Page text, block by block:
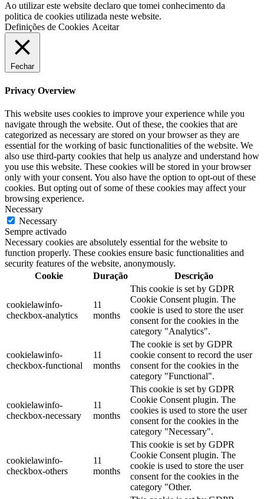
Ao utilizar este website declaro que tomei conhecimento da
politica de cookies utilizada neste website.
Definições de Cookies Aceitar
Fechar
Privacy Overview
This website uses cookies to improve your experience while you
navigate through the website. Out of these, the cookies that are
categorized as necessary are stored on your browser as they are
essential for the working of basic functionalities of the website. We
also use third-party cookies that help us analyze and understand how
you use this website. These cookies will be stored in your browser
only with your consent. You also have the option to opt-out of these
cookies. But opting out of some of these cookies may affect your
browsing experience.
Necessary
Necessary
Sempre activado
Necessary cookies are absolutely essential for the website to
function properly. These cookies ensure basic functionalities and
security features of the website, anonymously.
Cookie
Duração Descrição
cookielawinfo-
checkbox-analytics
11
months
This cookie is set by GDPR
Cookie Consent plugin. The
cookie is used to store the user
consent for the cookies in the
category "Analytics".
cookielawinfo-
checkbox-functional
11
months
The cookie is set by GDPR
cookie consent to record the user
consent for the cookies in the
category "Functional".
cookielawinfo-
checkbox-necessary
11
months
This cookie is set by GDPR
Cookie Consent plugin. The
cookies is used to store the user
consent for the cookies in the
category "Necessary".
cookielawinfo-
checkbox-others
11
months
This cookie is set by GDPR
Cookie Consent plugin. The
cookie is used to store the user
consent for the cookies in the
category "Other.